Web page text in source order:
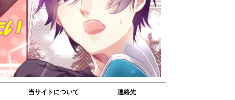
当サイトについて 連絡先